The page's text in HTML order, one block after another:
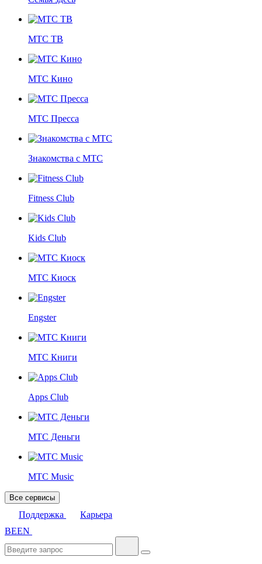
МТС ТВ
МТС Кино
МТС Пресса
Знакомства с МТС
Fitness Club
Kids Club
МТС Киоск
Engster
МТС Книги
Apps Club
МТС Деньги
МТС Music
Все сервисы
Поддержка
Карьера
BEEN